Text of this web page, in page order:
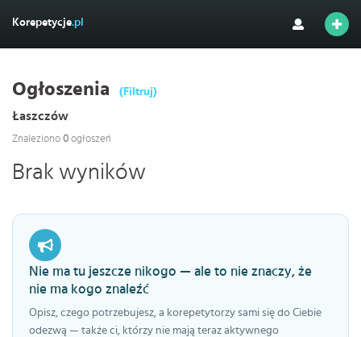
Korepetycje.pl
Ogłoszenia (Filtruj)
Łaszczów
Znaleziono 0 ogłoszeń
Brak wyników
Nie ma tu jeszcze nikogo — ale to nie znaczy, że
nie ma kogo znaleźć
Opisz, czego potrzebujesz, a korepetytorzy sami się do Ciebie
odezwą — także ci, którzy nie mają teraz aktywnego